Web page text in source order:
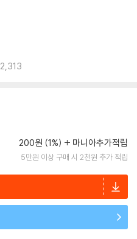
2,313
200원 (1%) 마니아추가적립
5만원 이상 구매 시 2천원 추가 적립